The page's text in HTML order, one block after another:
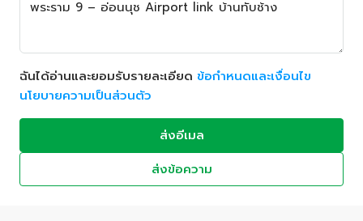
ฉันได้อ่านและยอมรับรายละเอียด ข้อกำหนดและเงื่อนไข
นโยบายความเป็นส่วนตัว
ส่งอีเมล
ส่งข้อความ